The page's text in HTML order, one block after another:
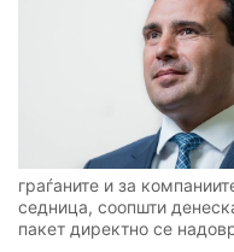
граѓаните и за
седница, соопшти
пакет директно се